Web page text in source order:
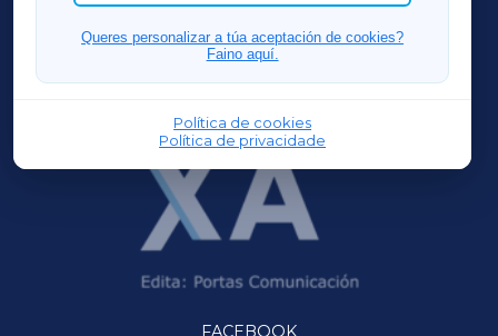
Queres personalizar a túa aceptación de cookies?
Faino aquí.
Política de cookies
Política de privacidade
FERROLXA
OURENSEXA
FACEBOOK